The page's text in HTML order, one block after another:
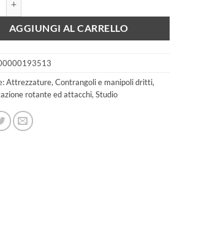
268,40 €.230,58 €.
AGGIUNGI AL CARRELLO
Attrezzature, Contrangoli e manipoli dritti,
rotante ed attacchi, Studio